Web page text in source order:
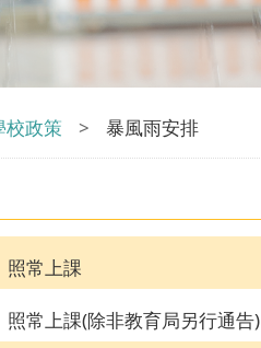
校政策 > 暴風雨安排
照常上課
常上課(除非教育局另行通告)